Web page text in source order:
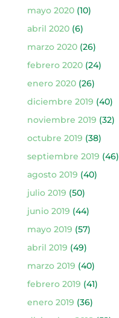
mayo 2020(10)
abril 2020(6)
marzo 2020(26)
febrero 2020(24)
enero 2020(26)
diciembre 2019 (40)
noviembre 2019 (32)
octubre 2019 (38)
septiembre 2019 (46)
agosto 2019 (40)
julio 2019 (50)
junio 2019 (44)
mayo 2019 (57)
abril 2019 (49)
marzo 2019 (40)
febrero 2019 (41)
enero 2019 (36)